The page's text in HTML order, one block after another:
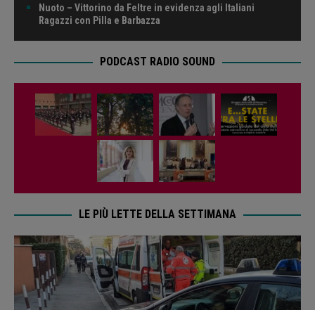
Nuoto – Vittorino da Feltre in evidenza agli Italiani
Ragazzi con Pilla e Barbazza
PODCAST RADIO SOUND
LE PIÙ LETTE DELLA SETTIMANA